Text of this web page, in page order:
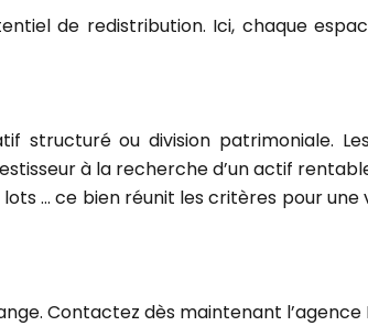
de redistribution. Ici, chaque
structuré ou division patrimoniale.
à la recherche d’un actif
… ce bien réunit les critères pour
Contactez dès maintenant